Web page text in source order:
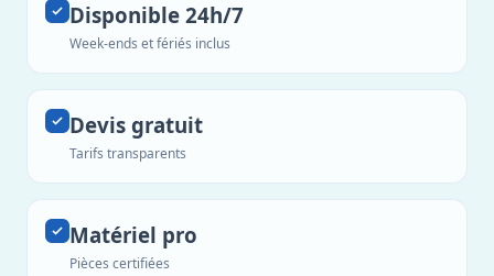
Disponible 24h/7
Week-ends et fériés inclus
Devis gratuit
Tarifs transparents
Matériel pro
Pièces certifiées